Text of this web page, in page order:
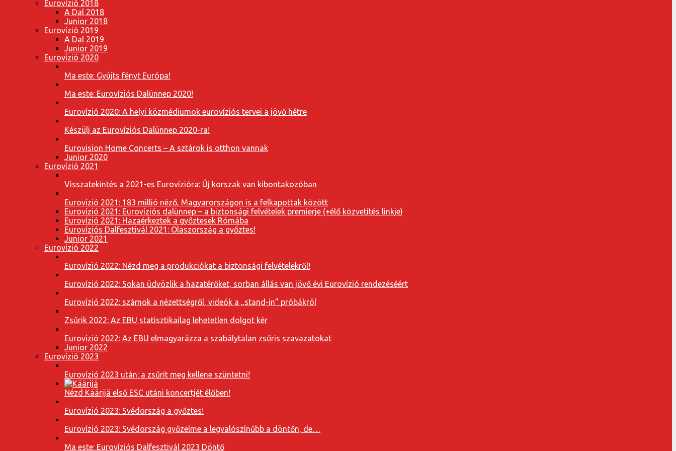
Eurovízió 2018
A Dal 2018
Junior 2018
Eurovízió 2019
A Dal 2019
Junior 2019
Eurovízió 2020
Ma este: Gyújts fényt Európa!
Ma este: Eurovíziós Dalünnep 2020!
Eurovízió 2020: A helyi közmédiumok eurovíziós tervei a jövő hétre
Készülj az Eurovíziós Dalünnep 2020-ra!
Eurovision Home Concerts – A sztárok is otthon vannak
Junior 2020
Eurovízió 2021
Visszatekintés a 2021-es Eurovízióra: Új korszak van kibontakozóban
Eurovízió 2021: 183 millió néző, Magyarországon is a felkapottak között
Eurovízió 2021: Eurovíziós dalünnep – a biztonsági felvételek premierje (+élő közvetítés linkje)
Eurovízió 2021: Hazaérkeztek a győztesek Rómába
Eurovíziós Dalfesztivál 2021: Olaszország a győztes!
Junior 2021
Eurovízió 2022
Eurovízió 2022: Nézd meg a produkciókat a biztonsági felvételekről!
Eurovízió 2022: Sokan üdvözlik a hazatérőket, sorban állás van jövő évi Eurovízió rendezéséért
Eurovízió 2022: számok a nézettségről, videók a „stand-in” próbákról
Zsűrik 2022: Az EBU statisztikailag lehetetlen dolgot kér
Eurovízió 2022: Az EBU elmagyarázza a szabálytalan zsűris szavazatokat
Junior 2022
Eurovízió 2023
Eurovízió 2023 után: a zsűrit meg kellene szüntetni!
Nézd Käärijä első ESC utáni koncertjét élőben!
Eurovízió 2023: Svédország a győztes!
Eurovízió 2023: Svédország győzelme a legvalószínűbb a döntőn, de…
Ma este: Eurovíziós Dalfesztivál 2023 Döntő